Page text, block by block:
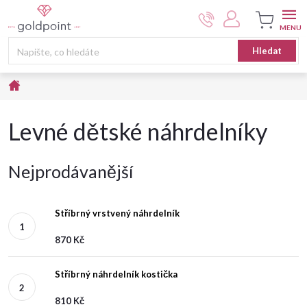
na
Hledat
Nákupní
košík
Levné dětské náhrdelníky
Nejprodávanější
Stříbrný vrstvený náhrdelník
870 Kč
Stříbrný náhrdelník kostička
810 Kč